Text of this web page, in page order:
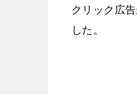
クリック広
した。